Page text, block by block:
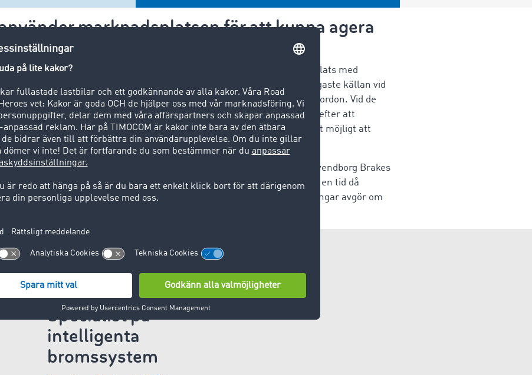
marknadsplatsen för att kunna agera
hitta optimala partners
Brakes omfattar sjö-, luft- och vägtransport. TIMOCOMs marknadsplats med
allt när det verkligen är bråttom. Ofta är den även den första och viktigaste källan vid
En viktig fördel hos marknadsplatsen är det stora antalet tillgängliga fordon. Vid de
får de alltid snabba svar. ”En gång lastades frakten redan en timme efter att
marknadsplatsen. När det gäller brådskande transportuppdrag är det möjligt att
upp till 80 % här”, säger Jannie Laursen, Shipping Coordinator.
transportleverantörer och medlemskap i TIMOCOM-nätverket kan Svendborg Brakes
brådskande transportbehov. Det här en avgörande konkurrensfördel i en tid då
och förmågan att reagera snabbt och effektivt på marknadsförändringar avgör om
ett misslyckande.
Om Svendborg
Brakes ApS –
Specialist på
intelligenta
bromssystem